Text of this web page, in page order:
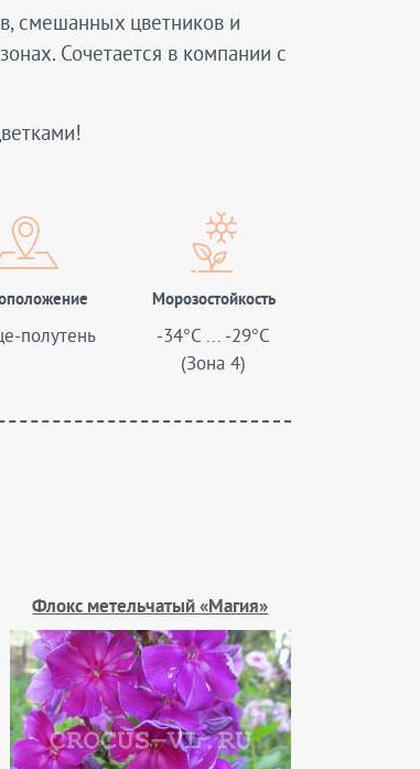
смешанных цветников и
Сочетается в компании с
полутень
Морозостойкость
-34°C ... -29°C
(Зона 4)
Флокс метельчатый «Магия»